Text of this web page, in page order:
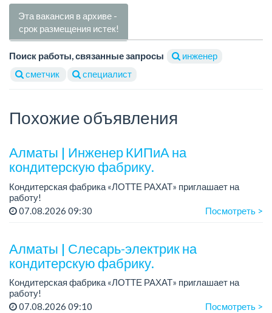
Эта вакансия в архиве -
срок размещения истек!
Поиск работы, связанные запросы
инженер
сметчик
специалист
Похожие объявления
Алматы | Инженер КИПиА на
кондитерскую фабрику.
Кондитерская фабрика «ЛОТТЕ РАХАТ» приглашает на
работу!
Зарплата: от 287 000 до 405 000 тенге.
07.08.2026 09:30 Посмотреть >
Алматы | Слесарь-электрик на
кондитерскую фабрику.
Кондитерская фабрика «ЛОТТЕ РАХАТ» приглашает на
работу!
График работы: сменный.
07.08.2026 09:10 Посмотреть >